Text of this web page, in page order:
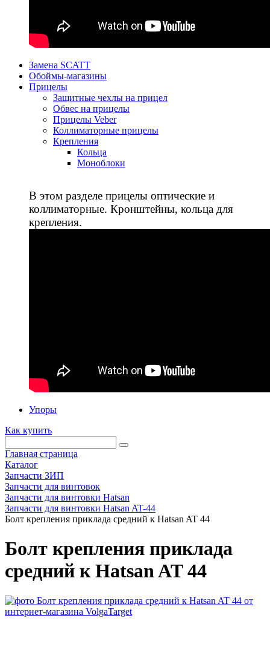
Замена SCATT
Обоймы-магазины
Прицелы
Защитные чехлы на прицел
Обвес на прицелы
Прицелы Veber
Коллиматорные прицелы
Крепления
Кольца
Моноблоки
В этом разделе прицелы оптические и
коллиматорные. Кронштейны, кольца для
крепления.
Упоры
Как купить
Главная страница
Каталог
Запчасти ЗИП
Запчасти для винтовок
Запчасти для винтовки Hatsan
Запчасти для винтовки Hatsan AT-44
Болт крепления приклада средний к Hatsan AT 44
Болт крепления приклада
средний к Hatsan AT 44